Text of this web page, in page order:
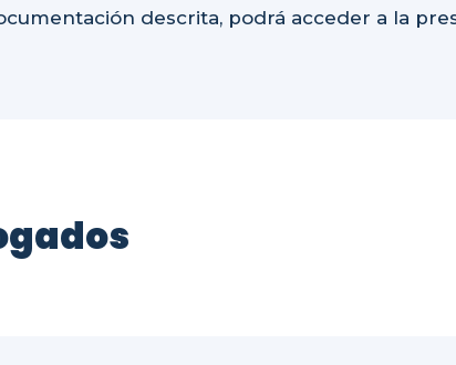
descrita, podrá acceder a la